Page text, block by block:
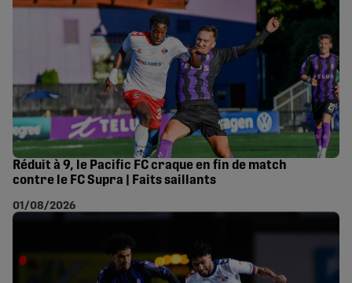
Réduit à 9, le Pacific FC craque en fin de match
contre le FC Supra | Faits saillants
01/08/2026